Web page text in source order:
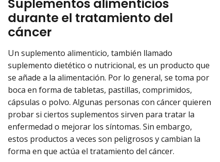
Suplementos alimenticios
durante el tratamiento del
cáncer
Un suplemento alimenticio, también llamado
suplemento dietético o nutricional, es un producto que
se añade a la alimentación. Por lo general, se toma por
boca en forma de tabletas, pastillas, comprimidos,
cápsulas o polvo. Algunas personas con cáncer quieren
probar si ciertos suplementos sirven para tratar la
enfermedad o mejorar los síntomas. Sin embargo,
estos productos a veces son peligrosos y cambian la
forma en que actúa el tratamiento del cáncer.